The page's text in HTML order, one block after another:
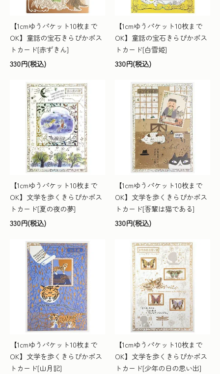
【1cmゆうパケット10枚まで
OK】童話の宝石きらぴかポス
トカード[赤ずきん]
330円(税込)
【1cmゆうパケット10枚まで
OK】童話の宝石きらぴかポス
トカード[白雪姫]
330円(税込)
【1cmゆうパケット10枚まで
OK】文学を歩くきらぴかポス
トカード[夏の夜の夢]
330円(税込)
【1cmゆうパケット10枚まで
OK】文学を歩くきらぴかポス
トカード[吾輩は猫である]
330円(税込)
【1cmゆうパケット10枚まで
OK】文学を歩くきらぴかポス
トカード[山月記]
【1cmゆうパケット10枚まで
OK】文学を歩くきらぴかポス
トカード[少年の日の思い出]